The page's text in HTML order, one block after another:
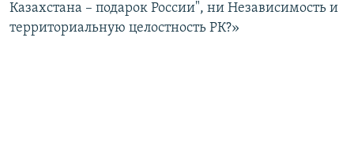
Казахстана – подарок России", ни Независимость и
территориальную целостность РК?»